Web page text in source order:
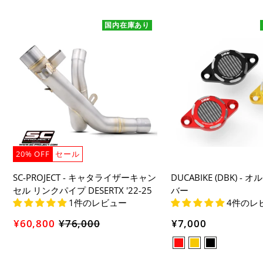
20% OFF セール
国内在庫あり
SC-PROJECT - キャタライザーキャン
セル リンクパイプ DESERTX '22-25
1件のレビュー
¥60,800 ¥76,000セ
DUCABIKE (DBK) - オ
バー
4件のレ
¥7,000